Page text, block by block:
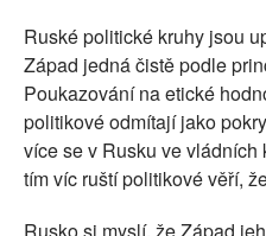
Ruské politické kruhy jsou
Západ jedná čistě podle
Poukazování na etické
politikové odmítají jako
více se v Rusku ve
tím víc ruští politikové věří,